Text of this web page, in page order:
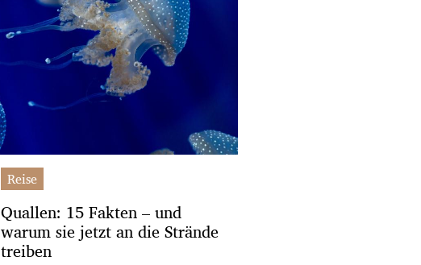
Reise
Quallen: 15 Fakten – und
warum sie jetzt an die Strände
treiben